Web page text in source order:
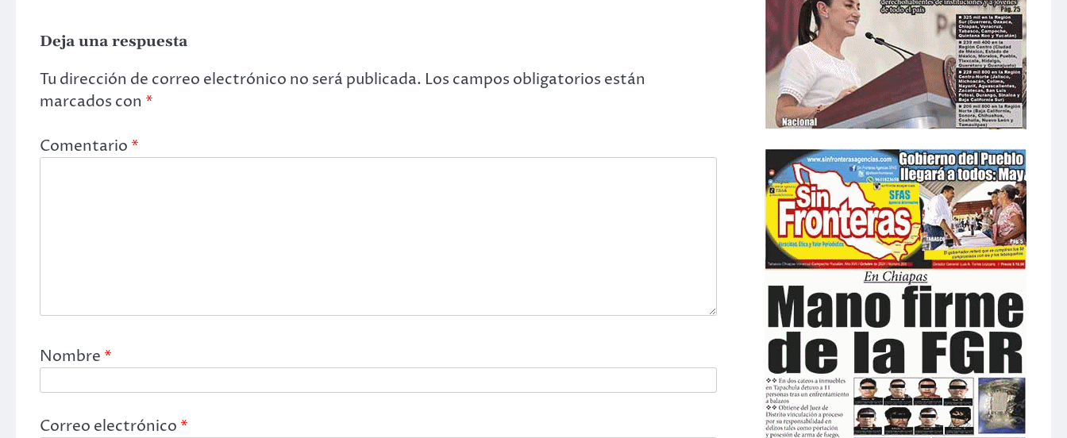
Deja una respuesta
Tu dirección de correo electrónico no será publicada. Los campos obligatorios están
marcados con *
Comentario *
Nombre *
Correo electrónico *